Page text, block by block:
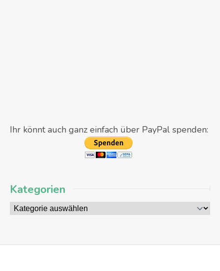
Ihr könnt auch ganz einfach über PayPal spenden:
Kategorien